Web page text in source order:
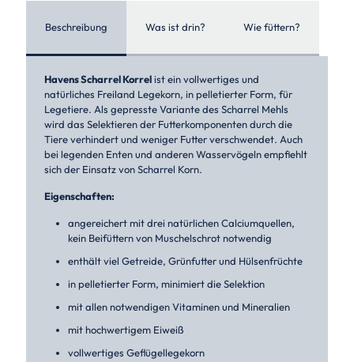
Beschreibung Was ist drin? Wie füttern?
Havens Scharrel Korrelist ein vollwertiges und
natürliches Freiland Legekorn, in pelletierter Form, für
Legetiere. Als gepresste Variante des Scharrel Mehls
wird das Selektieren der Futterkomponenten durch die
Tiere verhindert und weniger Futter verschwendet. Auch
bei legenden Enten und anderen Wasservögeln empfiehlt
sich der Einsatz von Scharrel Korn.
Eigenschaften:
angereichert mit drei natürlichen Calciumquellen,
kein Beifüttern von Muschelschrot notwendig
enthält viel Getreide, Grünfutter und Hülsenfrüchte
in pelletierter Form, minimiert die Selektion
mit allen notwendigen Vitaminen und Mineralien
mit hochwertigem Eiweiß
vollwertiges Geflügellegekorn